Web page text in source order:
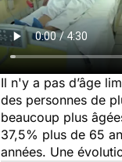
Il n'y a pas d’âge
des personnes de
beaucoup plus
37,5% plus de 65
années. Une